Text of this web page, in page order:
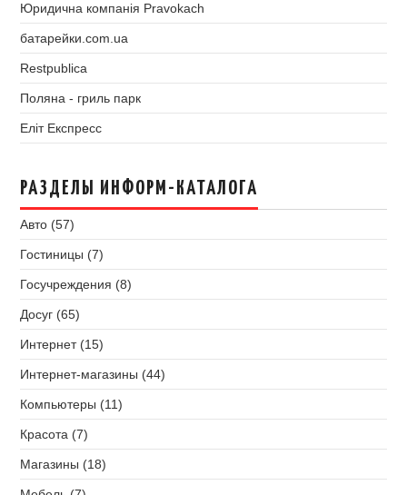
Юридична компанія Pravokach
батарейки.com.ua
Restpublica
Поляна - гриль парк
Еліт Експресс
РАЗДЕЛЫ ИНФОРМ-КАТАЛОГА
Авто (57)
Гостиницы (7)
Госучреждения (8)
Досуг (65)
Интернет (15)
Интернет-магазины (44)
Компьютеры (11)
Красота (7)
Магазины (18)